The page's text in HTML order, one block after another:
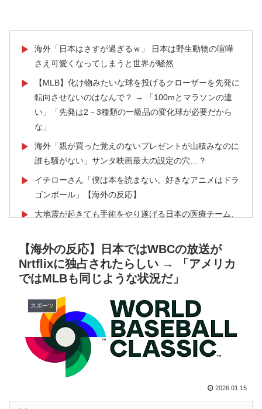
▶
海外「日本はさすが過ぎるｗ」 日本は野生動物の喧嘩
さえ可愛くなってしまうと世界が騒然
▶
【MLB】化け物みたいな球を投げるクローザーを先発に
転向させないのはなんで？ → 「100mとマラソンの違
い」「先発は2－3種類の一級品の変化球が必要だから
な」
▶
海外「親が買った覚えのないプレゼントが山積みなのに
誰も騒がない」サンタ映画最大の設定の穴…？
▶
イチローさん「僕は本を読まない。好きなアニメはドラ
ゴンボール」【海外の反応】
▶
大地震が起きても手術をやり遂げる日本の医療チーム、
▶ 新聞さん、壮大な縦読みを仕込んでしまうwww
▶ 韓国人「日本メディアが2002年ワールドカップ韓国準
決勝も調査すべきと主張！」→「英国メディアも一斉に
指摘‥」
韓国が独自開発したと自慢する甘いトマト、実はそこら
辺のトマトに砂糖水を注入していただけなのが判明して
大問題にw
海外「日本なんて行くんじゃなかった…」 日本を知っ
【海外の反応】日本ではWBCの放送が
Nrtflixに独占されたらしい → 「アメリカ
ではMLBも同じような状況だ」
スポーツ
2026.01.15